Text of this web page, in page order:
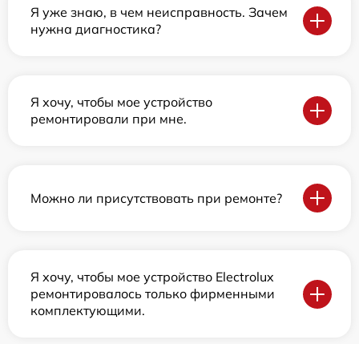
Я уже знаю, в чем неисправность. Зачем
нужна диагностика?
Я хочу, чтобы мое устройство
ремонтировали при мне.
Можно ли присутствовать при ремонте?
Я хочу, чтобы мое устройство Electrolux
ремонтировалось только фирменными
комплектующими.